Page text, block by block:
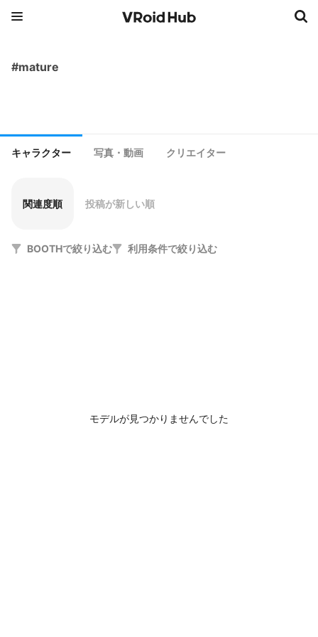
#mature
キャラクター 写真・動画 クリエイター
関連度順 投稿が新しい順
BOOTHで絞り込む 利用条件で絞り込む
モデルが見つかりませんでした